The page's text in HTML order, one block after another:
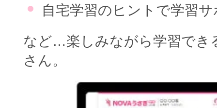
自宅学習のヒントで学習
など…楽しみながら学習でき
さん。